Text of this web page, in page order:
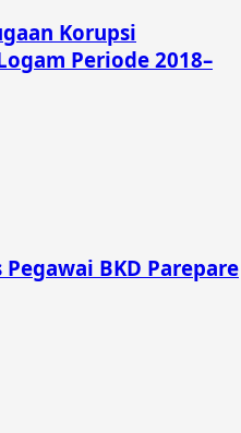
Korupsi
Periode 2018–
BKD Parepare